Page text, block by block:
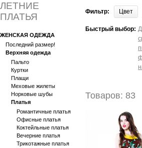
ЛЕТНИЕ
ПЛАТЬЯ
ЖЕНСКАЯ ОДЕЖДА
Последний размер!
Верхняя одежда
Пальто
Куртки
Плащи
Меховые жилеты
Норковые шубы
Платья
Романтичные платья
Офисные платья
Коктейльные платья
Вечерние платья
Трикотажные платья
Фильтр: Цвет
Быстрый выбор:
Товаров: 83